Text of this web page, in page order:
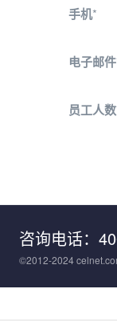
手机*
电子邮件
员工人数
咨询电话：
©2012-2024